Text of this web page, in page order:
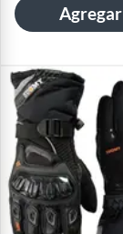
Agregar